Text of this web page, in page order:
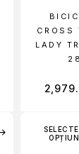
CROSS
LADY